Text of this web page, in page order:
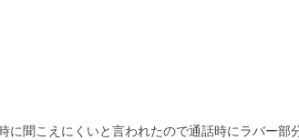
聞こえにくいと言われたので通話時にラバー部